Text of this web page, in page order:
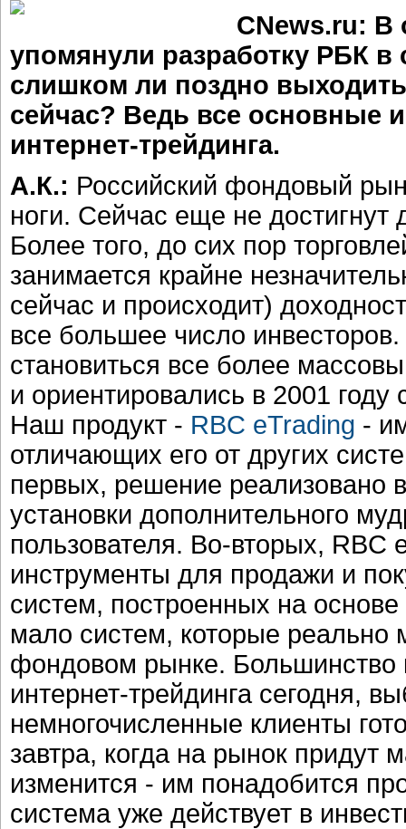
CNews.ru: В
упомянули разработку РБК в
слишком ли поздно
сейчас? Ведь все основные
интернет-трейдинга.
А.К.: Российский фондовый
ноги. Сейчас еще не достигнут
Более того, до сих пор
занимается крайне
сейчас и происходит)
все большее число
становиться все более
и ориентировались в 2001 году
Наш продукт - RBC eTrading -
отличающих его от других
первых, решение реализовано
установки дополнительного
пользователя. Во-вторых,
инструменты для продажи и
систем, построенных на
мало систем, которые реально
фондовом рынке.
интернет-трейдинга сегодня,
немногочисленные клиенты
завтра, когда на рынок придут
изменится - им понадобится
система уже действует в